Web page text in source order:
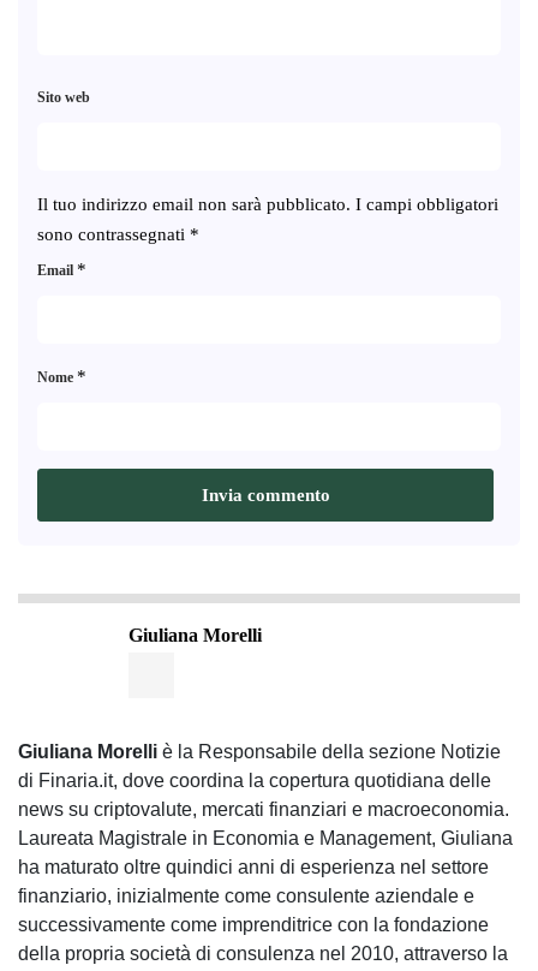
Il tuo indirizzo email non sarà pubblicato. I campi obbligatori
sono contrassegnati *
Nome *
Email *
Sito web
Giuliana Morelli
Giuliana Morelli è la Responsabile della sezione Notizie
di Finaria.it, dove coordina la copertura quotidiana delle
news su criptovalute, mercati finanziari e macroeconomia.
Laureata Magistrale in Economia e Management, Giuliana
ha maturato oltre quindici anni di esperienza nel settore
finanziario, inizialmente come consulente aziendale e
successivamente come imprenditrice con la fondazione
della propria società di consulenza nel 2010, attraverso la